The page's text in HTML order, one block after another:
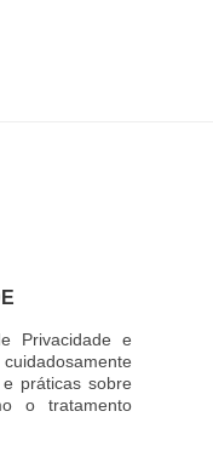
Privacidade e
práticas sobre
o tratamento